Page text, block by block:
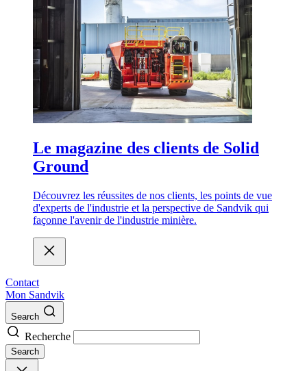
Le magazine des clients de Solid
Ground
Découvrez les réussites de nos clients, les points de vue
d'experts de l'industrie et la perspective de Sandvik qui
façonne l'avenir de l'industrie minière.
Contact
Mon Sandvik
Search
Recherche
Search